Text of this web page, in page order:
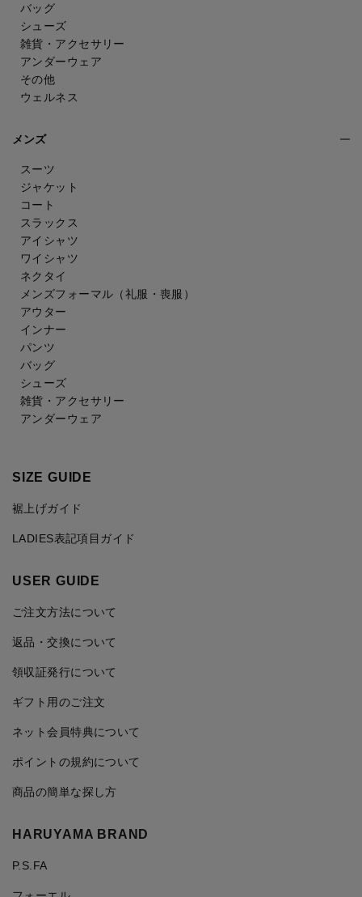
バッグ
シューズ
雑貨・アクセサリー
アンダーウェア
その他
ウェルネス
メンズ
スーツ
ジャケット
コート
スラックス
アイシャツ
ワイシャツ
ネクタイ
メンズフォーマル （礼服・喪服）
アウター
インナー
パンツ
バッグ
シューズ
雑貨・アクセサリー
アンダーウェア
SIZE GUIDE
裾上げガイド
LADIES表記項目ガイド
USER GUIDE
ご注文方法について
返品・交換について
領収証発行について
ギフト用のご注文
ネット会員特典について
ポイントの規約について
商品の簡単な探し方
HARUYAMA BRAND
P.S.FA